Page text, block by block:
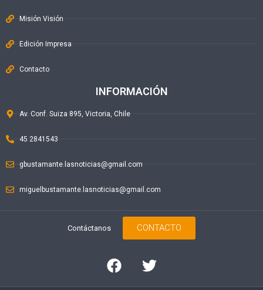
Misión Visión
Edición Impresa
Contacto
INFORMACIÓN
Av. Conf. Suiza 895, Victoria, Chile
45 2841543
gbustamante.lasnoticias@gmail.com
miguelbustamante.lasnoticias@gmail.com
Contáctanos CONTACTO